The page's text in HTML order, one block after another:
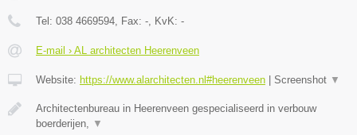
Tel: 038 4669594, Fax: -, KvK: -
E-mail › AL architecten Heerenveen
Website: https://www.alarchitecten.nl#heerenveen Screenshot ▼
Architectenbureau in Heerenveen gespecialiseerd in verbouw
boerderijen, ▼